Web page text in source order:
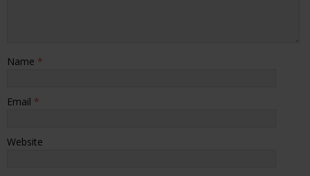
Name *
Email *
Website